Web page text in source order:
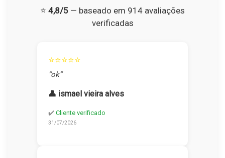
⭐ 4,8/5 — baseado em 914 avaliações
verificadas
⭐⭐⭐⭐⭐
“ok”
👤 ismael vieira alves
✔️ Cliente verificado
31/07/2026